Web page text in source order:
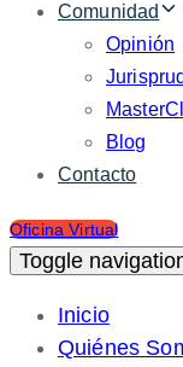
Comunidad
Opinión
Blog
Contacto
Oficina Virtual
Toggle
Inicio
Quiénes